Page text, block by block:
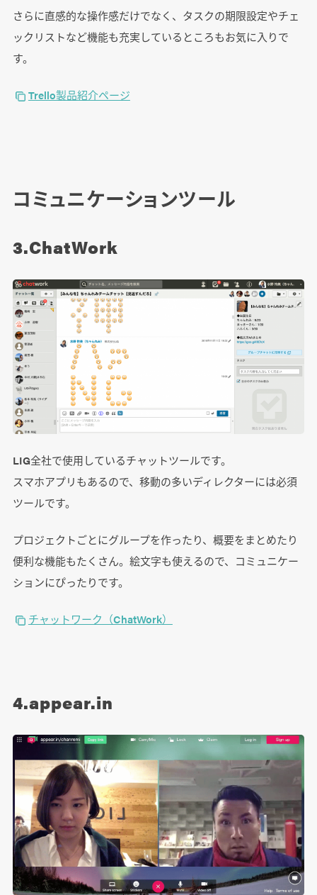
さらに直感的な操作感だけでなく、タスクの期限設定やチェ
ックリストなど機能も充実しているところもお気に入りで
す。
Trello製品紹介ページ
コミュニケーションツール
3.ChatWork
LIG全社で使用しているチャットツールです。
スマホアプリもあるので、移動の多いディレクターには必須
ツールです。
プロジェクトごとにグループを作ったり、概要をまとめたり
便利な機能もたくさん。絵文字も使えるので、コミュニケー
ションにぴったりです。
チャットワーク（ChatWork）
4.appear.in